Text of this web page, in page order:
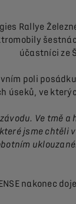
Rallye
účastníci ze
poli
úseků, ve
Ve tmě
jsme chtěli
nakonec